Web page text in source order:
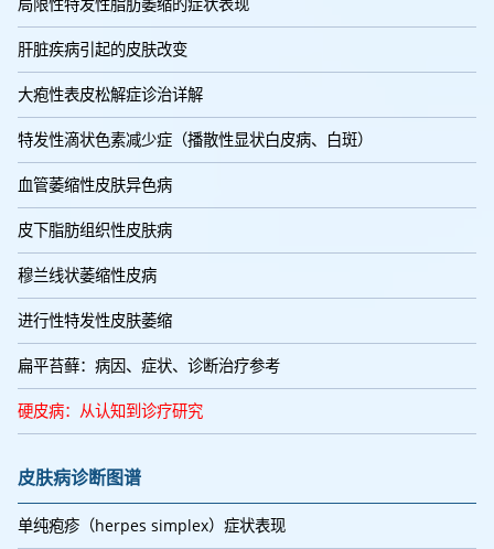
肝脏疾病引起的皮肤改变
大疱性表皮松解症诊治详解
特发性滴状色素减少症（播散性显状白皮病、白斑）
血管萎缩性皮肤异色病
皮下脂肪组织性皮肤病
穆兰线状萎缩性皮病
进行性特发性皮肤萎缩
扁平苔藓：病因、症状、诊断治疗参考
硬皮病：从认知到诊疗研究
皮肤病诊断图谱
单纯疱疹（herpes simplex）症状表现